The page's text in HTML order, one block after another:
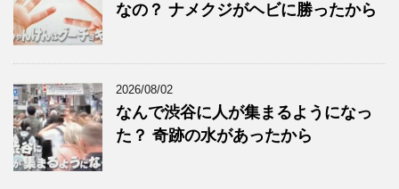
なの？ ナメクジがヘビに勝ったから
2026/08/02
なんで渋谷に人が集まるようになっ
た？ 奇跡の水があったから